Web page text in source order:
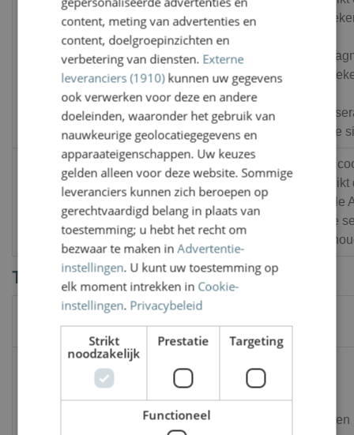
te
van de
1 jaar 1
maand
Deze
Google
om de
te
Targeting
Aanbieder
/ Domein
Meta
2 maanden 4
Facebook om een
reeks
advertentieproducten
content, meting van advertenties en
content, doelgroepinzichten en
verbetering van diensten. Externe
leveranciers (1910)kunnen uw gegevens
ook verwerken voor deze en andere
doeleinden, waaronder het gebruik van
nauwkeurige geolocatiegegevens en
apparaateigenschappen. Uw keuzes
gelden alleen voor deze website. Sommige
leveranciers kunnen zich beroepen op
gerechtvaardigd belang in plaats van
toestemming; u hebt het recht om
bezwaar te maken inAdvertentie-
instellingen. U kunt uw toestemming op
elk moment intrekken in Cookie-
instellingen. Privacybeleid
Strikt
noodzakelijk
Prestatie Targeting
Functioneel